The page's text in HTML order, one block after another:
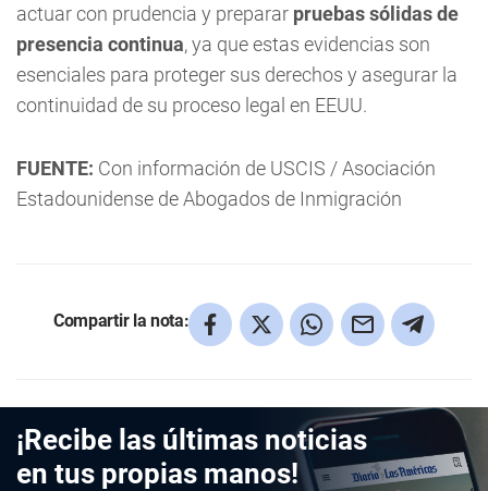
actuar con prudencia y preparar pruebas sólidas de
presencia continua, ya que estas evidencias son
esenciales para proteger sus derechos y asegurar la
continuidad de su proceso legal en EEUU.
FUENTE: Con información de USCIS / Asociación
Estadounidense de Abogados de Inmigración
Compartir la nota:
¡Recibe las últimas noticias
en tus propias manos!